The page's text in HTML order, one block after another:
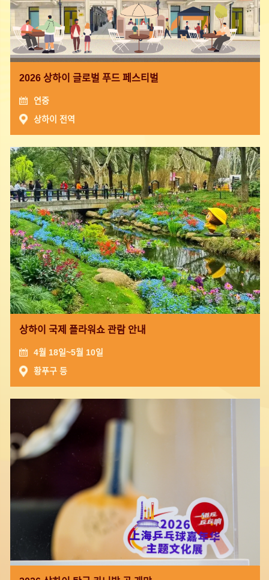
2026 상하이 글로벌 푸드 페스티벌
연중
상하이 전역
상하이 국제 플라워쇼 관람 안내
4월 18일~5월 10일
황푸구 등